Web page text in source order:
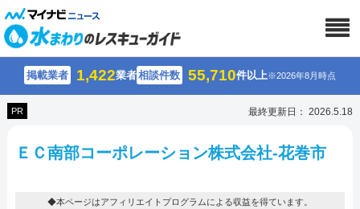
掲載業者 1,422業者相談件数 55,710件以上※2026年8月時点
PR 最終更新日： 2026.5.18
ＥＣ南部コーポレーション株式会社-花巻市
◆本ページはアフィリエイトプログラムによる収益を得ています。